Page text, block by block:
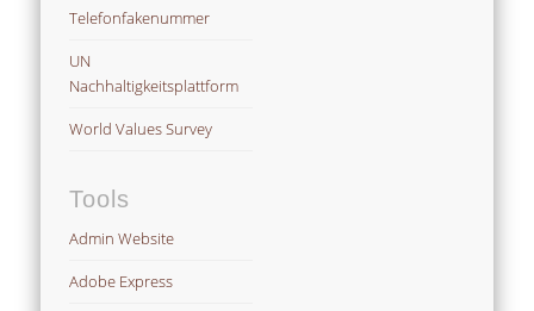
Telefonfakenummer
UN
Nachhaltigkeitsplattform
World Values Survey
Tools
Admin Website
Adobe Express